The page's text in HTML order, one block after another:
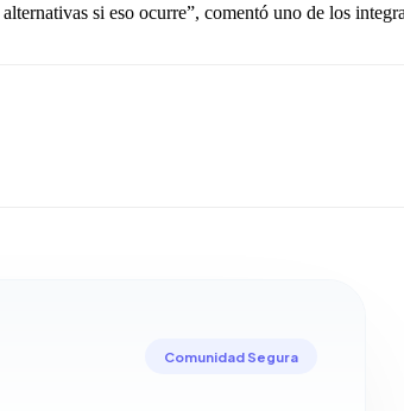
si eso ocurre”, comentó uno de los
Comunidad Segura